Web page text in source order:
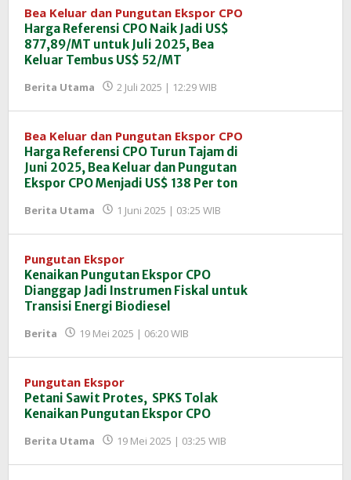
Bea Keluar dan Pungutan Ekspor CPO
Harga Referensi CPO Naik Jadi US$
877,89/MT untuk Juli 2025, Bea
Keluar Tembus US$ 52/MT
Berita Utama 2 Juli 2025 | 12:29 WIB
InfoSAWIT
Bea Keluar dan Pungutan Ekspor CPO
Harga Referensi CPO Turun Tajam di
Juni 2025, Bea Keluar dan Pungutan
Ekspor CPO Menjadi US$ 138 Per ton
Berita Utama 1 Juni 2025 | 03:25 WIB
InfoSAWIT
Pungutan Ekspor
Kenaikan Pungutan Ekspor CPO
Dianggap Jadi Instrumen Fiskal untuk
Transisi Energi Biodiesel
Berita 19 Mei 2025 | 06:20 WIB
InfoSAWIT
Pungutan Ekspor
Petani Sawit Protes, SPKS Tolak
Kenaikan Pungutan Ekspor CPO
Berita Utama 19 Mei 2025 | 03:25 WIB
InfoSAWIT